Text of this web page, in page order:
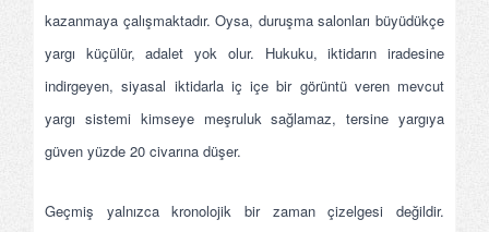
kazanmaya çalışmaktadır. Oysa, duruşma salonları büyüdükçe
yargı küçülür, adalet yok olur. Hukuku, iktidarın iradesine
indirgeyen, siyasal iktidarla iç içe bir görüntü veren mevcut
yargı sistemi kimseye meşruluk sağlamaz, tersine yargıya
güven yüzde 20 civarına düşer.
Geçmiş yalnızca kronolojik bir zaman çizelgesi değildir.